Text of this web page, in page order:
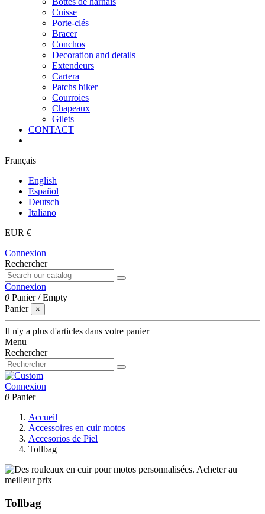
Cuisse
Porte-clés
Bracer
Conchos
Decoration and details
Extendeurs
Cartera
Patchs biker
Courroies
Chapeaux
Gilets
CONTACT
Français
English
Español
Deutsch
Italiano
EUR €
Connexion
Rechercher
Connexion
0 Panier /Empty
Panier
×
Il n'y a plus d'articles dans votre panier
Menu
Rechercher
Connexion
0 Panier
Accueil
Accessoires en cuir motos
Accesorios de Piel
Tollbag
Tollbag